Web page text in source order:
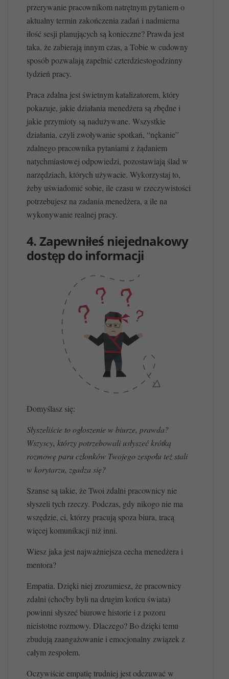
przerywanie pracownikom natrętnym pytaniem o
aktualny termin zakończenia zadań i nadmierna
ilość sesji planujących są konieczne? Prawda jest
taka, że zabierają innym czas, a Tobie w cudowny
sposób pozwalają zapełnić czterdziestogodzinny
tydzień pracy.
Praca zdalna jest świetnym katalizatorem, który
pokazuje, jakie działania menedżera są zbędne i
jakie przymioty są nadużywane. Wszystkie
działania, czyli zwoływanie spotkań, “nękanie”
zdalnego pracownika pytaniami z żądaniem
natychmiastowej odpowiedzi, pozostawiają ślad w
narzędziach, których używacie. Wykorzystaj to,
żeby uświadomić sobie, ile czasu w rzeczywistości
potrzebujesz na zadania menedżera, a ile na
wykonywanie realnej pracy.
4. Zapewniłeś niejednakowy
dostęp do informacji
Domyślasz się:
Słyszeliście to ogłoszenie w biurze, prawda?
Wszyscy, którzy potrzebowali usłyszeć krótką
rozmowę paru członków Twojego zespołu też stali
w korytarzu, zgadza się?
Szanse są takie, że Twoi zdalni pracownicy nie
słyszeli tych rzeczy. Podczas, gdy nikogo nie ma
wszędzie, ci, którzy pracują spoza biura, tracą
więcej komunikacji niż inni.
Wiesz jaka jest najważniejsza cecha menedżera i
mentora?
Empatia. Dzięki niej zrozumiesz, że pracownicy
zdalni (choćby byli na drugim końcu świata)
powinni słyszeć biurowe historie i z pozoru
nieistotne rozmowy. Dlaczego? Bo dzięki temu
zbudują zaangażowanie i emocjonalny związek z
całym zespołem.
Oczywiście empatię trudniej jest odczuwać w